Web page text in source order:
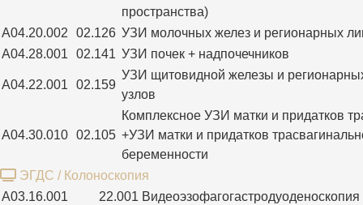
пространства)
A04.20.002
02.126 УЗИ молочных желез и регионарных
A04.28.001
02.141 УЗИ почек + надпочечников
A04.22.001 02.159
УЗИ щитовидной железы и
узлов
A04.30.010 02.105
Комплексное УЗИ матки и придатков
+УЗИ матки и придатков
беременности
ЭГДС / Колоноскопия
A03.16.001
22.001